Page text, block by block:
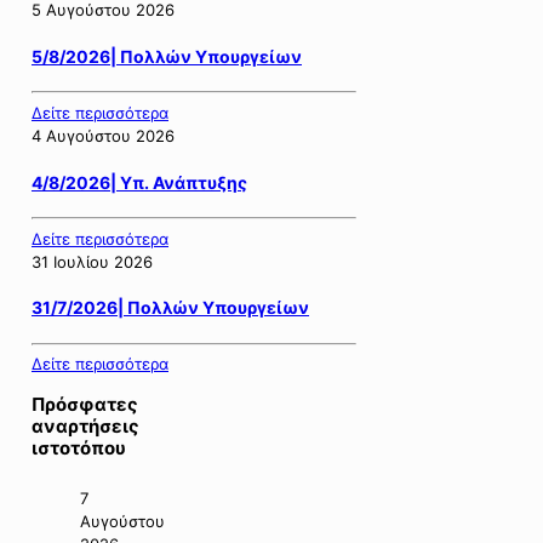
5 Αυγούστου 2026
5/8/2026| Πολλών Υπουργείων
Δείτε περισσότερα
4 Αυγούστου 2026
4/8/2026| Υπ. Ανάπτυξης
Δείτε περισσότερα
31 Ιουλίου 2026
31/7/2026| Πολλών Υπουργείων
Δείτε περισσότερα
Πρόσφατες
αναρτήσεις
ιστοτόπου
7
Αυγούστου